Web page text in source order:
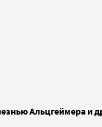
Альцгеймера и